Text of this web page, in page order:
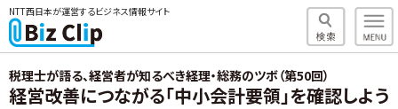
NTT西日本が運営するビジネス情報サイト
税理士が語る、経営者が知るべき経理・総務のツボ（第50回）
経営改善につながる「中小会計要領」を確認しよう